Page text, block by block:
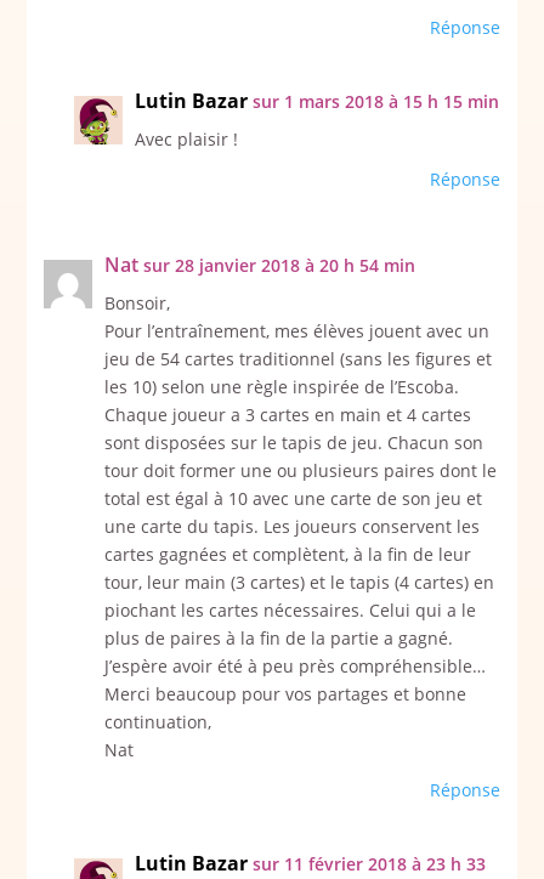
Réponse
Lutin Bazar sur 1 mars 2018 à 15 h 15 min
Avec plaisir !
Réponse
Nat sur 28 janvier 2018 à 20 h 54 min
Bonsoir,
Pour l’entraînement, mes élèves jouent avec un
jeu de 54 cartes traditionnel (sans les figures et
les 10) selon une règle inspirée de l’Escoba.
Chaque joueur a 3 cartes en main et 4 cartes
sont disposées sur le tapis de jeu. Chacun son
tour doit former une ou plusieurs paires dont le
total est égal à 10 avec une carte de son jeu et
une carte du tapis. Les joueurs conservent les
cartes gagnées et complètent, à la fin de leur
tour, leur main (3 cartes) et le tapis (4 cartes) en
piochant les cartes nécessaires. Celui qui a le
plus de paires à la fin de la partie a gagné.
J’espère avoir été à peu près compréhensible…
Merci beaucoup pour vos partages et bonne
continuation,
Nat
Réponse
Lutin Bazar sur 11 février 2018 à 23 h 33